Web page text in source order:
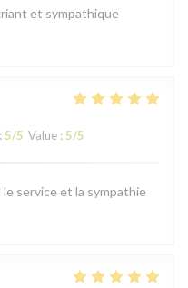
et sympathique
: 5/5 Value : 5/5
service et la sympathie